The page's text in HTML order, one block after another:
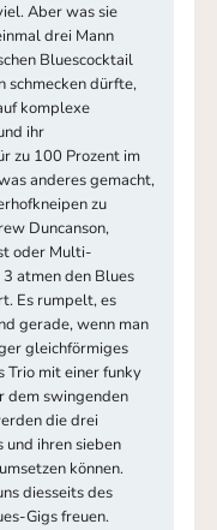
Aber was sie
drei Mann
Bluescocktail
schmecken dürfte,
komplexe
ihr
zu 100 Prozent im
anderes gemacht,
zu
Duncanson,
oder Multi-
atmen den Blues
Es rumpelt, es
gerade, wenn man
gleichförmiges
Trio mit einer funky
dem swingenden
die drei
und ihren sieben
können.
diesseits des
Gigs freuen.